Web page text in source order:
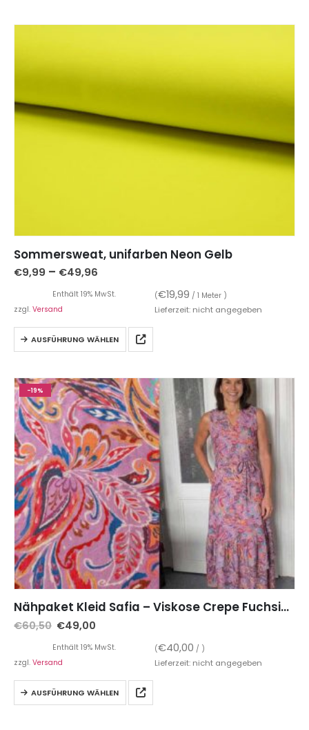
Sommersweat, unifarben Neon Gelb
€9,99 – €49,96
Enthält 19% MwSt. (€19,99 / 1 Meter )
zzgl. Versand Lieferzeit: nicht angegeben
AUSFÜHRUNG WÄHLEN
-19%
Nähpaket Kleid Safia – Viskose Crepe Fuchsia, inkl. Schnittmuster auf Papier
€60,50 €49,00
Enthält 19% MwSt. (€40,00 / )
zzgl. Versand Lieferzeit: nicht angegeben
AUSFÜHRUNG WÄHLEN